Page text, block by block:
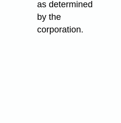
as determined
by the
corporation.